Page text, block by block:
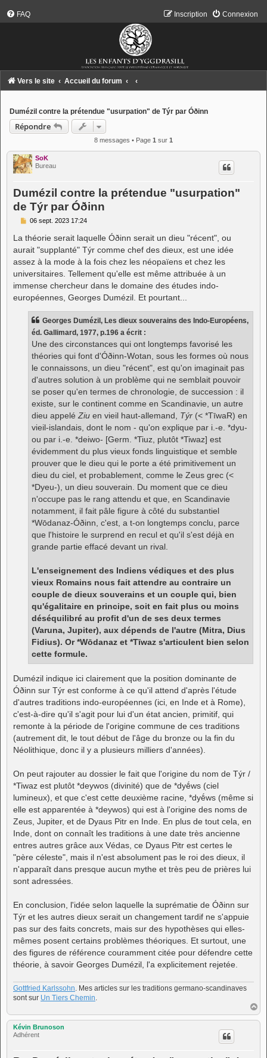
FAQ Connexion
Inscription
Vers le site Accueil du forum
Dumézil contre la prétendue "usurpation" de Týr par Óðinn
Répondre
8 messages • Page 1 sur 1
SoK
Bureau
Dumézil contre la prétendue "usurpation"
de Týr par Óðinn
M
s
s
a
e
06 sept. 2023 17:24
La théorie serait laquelle Óðinn serait un dieu "récent", ou
aurait "supplanté" Týr comme chef des dieux, est une idée
assez à la mode à la fois chez les néopaïens et chez les
universitaires. Tellement qu'elle est même attribuée à un
immense chercheur dans le domaine des études indo-
européennes, Georges Dumézil. Et pourtant...
Georges Dumézil, Les dieux souverains des Indo-Européens,
éd. Gallimard, 1977, p.196 a écrit :
Une des circonstances qui ont longtemps favorisé les
théories qui font d'Óðinn-Wotan, sous les formes où nous
le connaissons, un dieu "récent", est qu'on imaginait pas
d'autres solution à un problème qui ne semblait pouvoir
se poser qu'en termes de chronologie, de succession : il
existe, sur le continent comme en Scandinavie, un autre
dieu appeléZiu en vieil haut-allemand, Týr (< *TīwaR) en
vieil-islandais, dont le nom - qu'on explique par i.-e. *dyu-
ou par i.-e. *deiwo- [Germ. *Tiuz, plutôt *Tiwaz] est
évidemment du plus vieux fonds linguistique et semble
prouver que le dieu qui le porte a été primitivement un
dieu du ciel, et probablement, comme le Zeus grec (<
*Dyeu-), un dieu souverain. Du moment que ce dieu
n'occupe pas le rang attendu et que, en Scandinavie
notamment, il fait pâle figure à côté du substantiel
*Wōdanaz-Óðinn, c'est, a t-on longtemps conclu, parce
que l'histoire le surprend en recul et qu'il s'est déjà en
grande partie effacé devant un rival.
L'enseignement des Indiens védiques et des plus
vieux Romains nous fait attendre au contraire un
couple de dieux souverains et un couple qui, bien
qu'égalitaire en principe, soit en fait plus ou moins
déséquilibré au profit d'un de ses deux termes
(Varuna, Jupiter), aux dépends de l'autre (Mitra, Dius
Fidius). Or *Wōdanaz et *Tīwaz s'articulent bien selon
cette formule.
Dumézil indique ici clairement que la position dominante de
Óðinn sur Týr est conforme à ce qu'il attend d'après l'étude
d'autres traditions indo-européennes (ici, en Inde et à Rome),
c'est-à-dire qu'il s'agit pour lui d'un état ancien, primitif, qui
remonte à la période de l'origine commune de ces traditions
(autrement dit, le tout début de l'âge du bronze ou la fin du
Néolithique, donc il y a plusieurs milliers d'années).
On peut rajouter au dossier le fait que l'origine du nom de Týr /
*Tiwaz est plutôt *deywos (divinité) que de *dyḗws (ciel
lumineux), et que c'est cette deuxième racine, *dyḗws (même si
elle est apparentée à *deywos) qui est à l'origine des noms de
Zeus, Jupiter, et de Dyaus Pitr en Inde. En plus de tout cela, en
Inde, dont on connaît les traditions à une date très ancienne
entres autres grâce aux Védas, ce Dyaus Pitr est certes le
"père céleste", mais il n'est absolument pas le roi des dieux, il
n'apparaît dans presque aucun mythe et très peu de prières lui
sont adressées.
En conclusion, l'idée selon laquelle la suprématie de Óðinn sur
Týr et les autres dieux serait un changement tardif ne s'appuie
pas sur des faits concrets, mais sur des hypothèses qui elles-
mêmes posent certains problèmes théoriques. Et surtout, une
des figures de référence couramment citée pour défendre cette
théorie, à savoir Georges Dumézil, l'a explicitement rejetée.
Gottfried Karlssohn. Mes articles sur les traditions germano-scandinaves
sont sur Un Tiers Chemin.
a
u
Kévin Brunoson
Adhérent